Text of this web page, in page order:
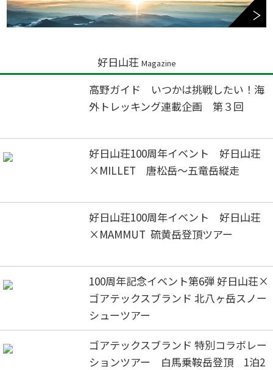
好日山荘 Magazine
高野ガイド いつかは挑戦したい！海
外トレッキング連載企画 第３回
好日山荘100周年イベント 好日山荘
×MILLET 唐松岳～五竜岳縦走
好日山荘100周年イベント 好日山荘
×MAMMUT 硫黄岳登頂ツアー
100周年記念イベント第6弾 好日山荘×
ゴアテックスブランド 北八ヶ岳スノー
シューツアー
ゴアテックスブランド 特別コラボレー
ションツアー 白馬乗鞍岳登頂 1泊2